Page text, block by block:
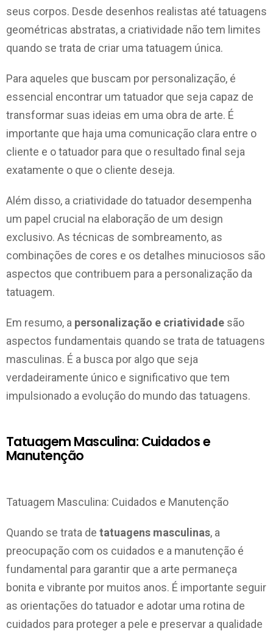
seus corpos. Desde desenhos realistas até tatuagens
geométricas abstratas, a criatividade não tem limites
quando se trata de criar uma tatuagem única.
Para aqueles que buscam por personalização, é
essencial encontrar um tatuador que seja capaz de
transformar suas ideias em uma obra de arte. É
importante que haja uma comunicação clara entre o
cliente e o tatuador para que o resultado final seja
exatamente o que o cliente deseja.
Além disso, a criatividade do tatuador desempenha
um papel crucial na elaboração de um design
exclusivo. As técnicas de sombreamento, as
combinações de cores e os detalhes minuciosos são
aspectos que contribuem para a personalização da
tatuagem.
Em resumo, a personalização e criatividade são
aspectos fundamentais quando se trata de tatuagens
masculinas. É a busca por algo que seja
verdadeiramente único e significativo que tem
impulsionado a evolução do mundo das tatuagens.
Tatuagem Masculina: Cuidados e
Manutenção
Tatuagem Masculina: Cuidados e Manutenção
Quando se trata de tatuagens masculinas, a
preocupação com os cuidados e a manutenção é
fundamental para garantir que a arte permaneça
bonita e vibrante por muitos anos. É importante seguir
as orientações do tatuador e adotar uma rotina de
cuidados para proteger a pele e preservar a qualidade